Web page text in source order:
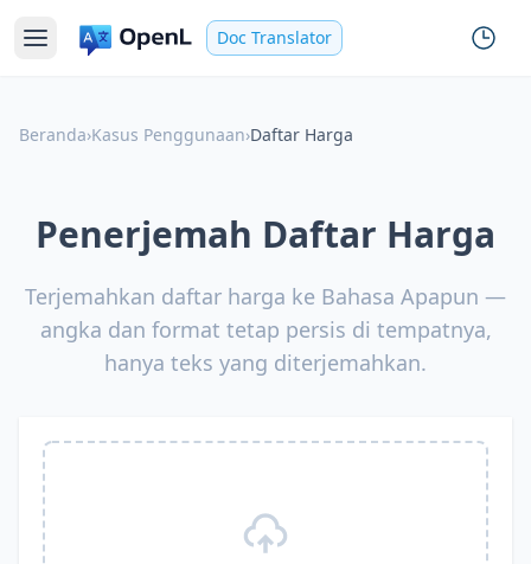
Doc Translator
Beranda›Kasus Penggunaan›Daftar Harga
Penerjemah Daftar Harga
Terjemahkan daftar harga ke Bahasa Apapun —
angka dan format tetap persis di tempatnya,
hanya teks yang diterjemahkan.